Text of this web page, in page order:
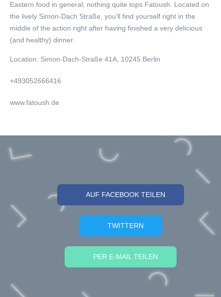
Eastern food in general, nothing quite tops Fatoush. Located on
the lively Simon-Dach Straße, you’ll find yourself right in the
middle of the action right after having finished a very delicious
(and healthy) dinner.
Location: Simon-Dach-Straße 41A, 10245 Berlin
+493052666416
www.fatoush.de
AUF FACEBOOK TEILEN
TWITTERN
PER E-MAIL TEILEN